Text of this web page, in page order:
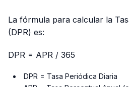
La fórmula para calcular la
(DPR) es:
DPR = APR / 365
DPR = Tasa Periódica Diaria